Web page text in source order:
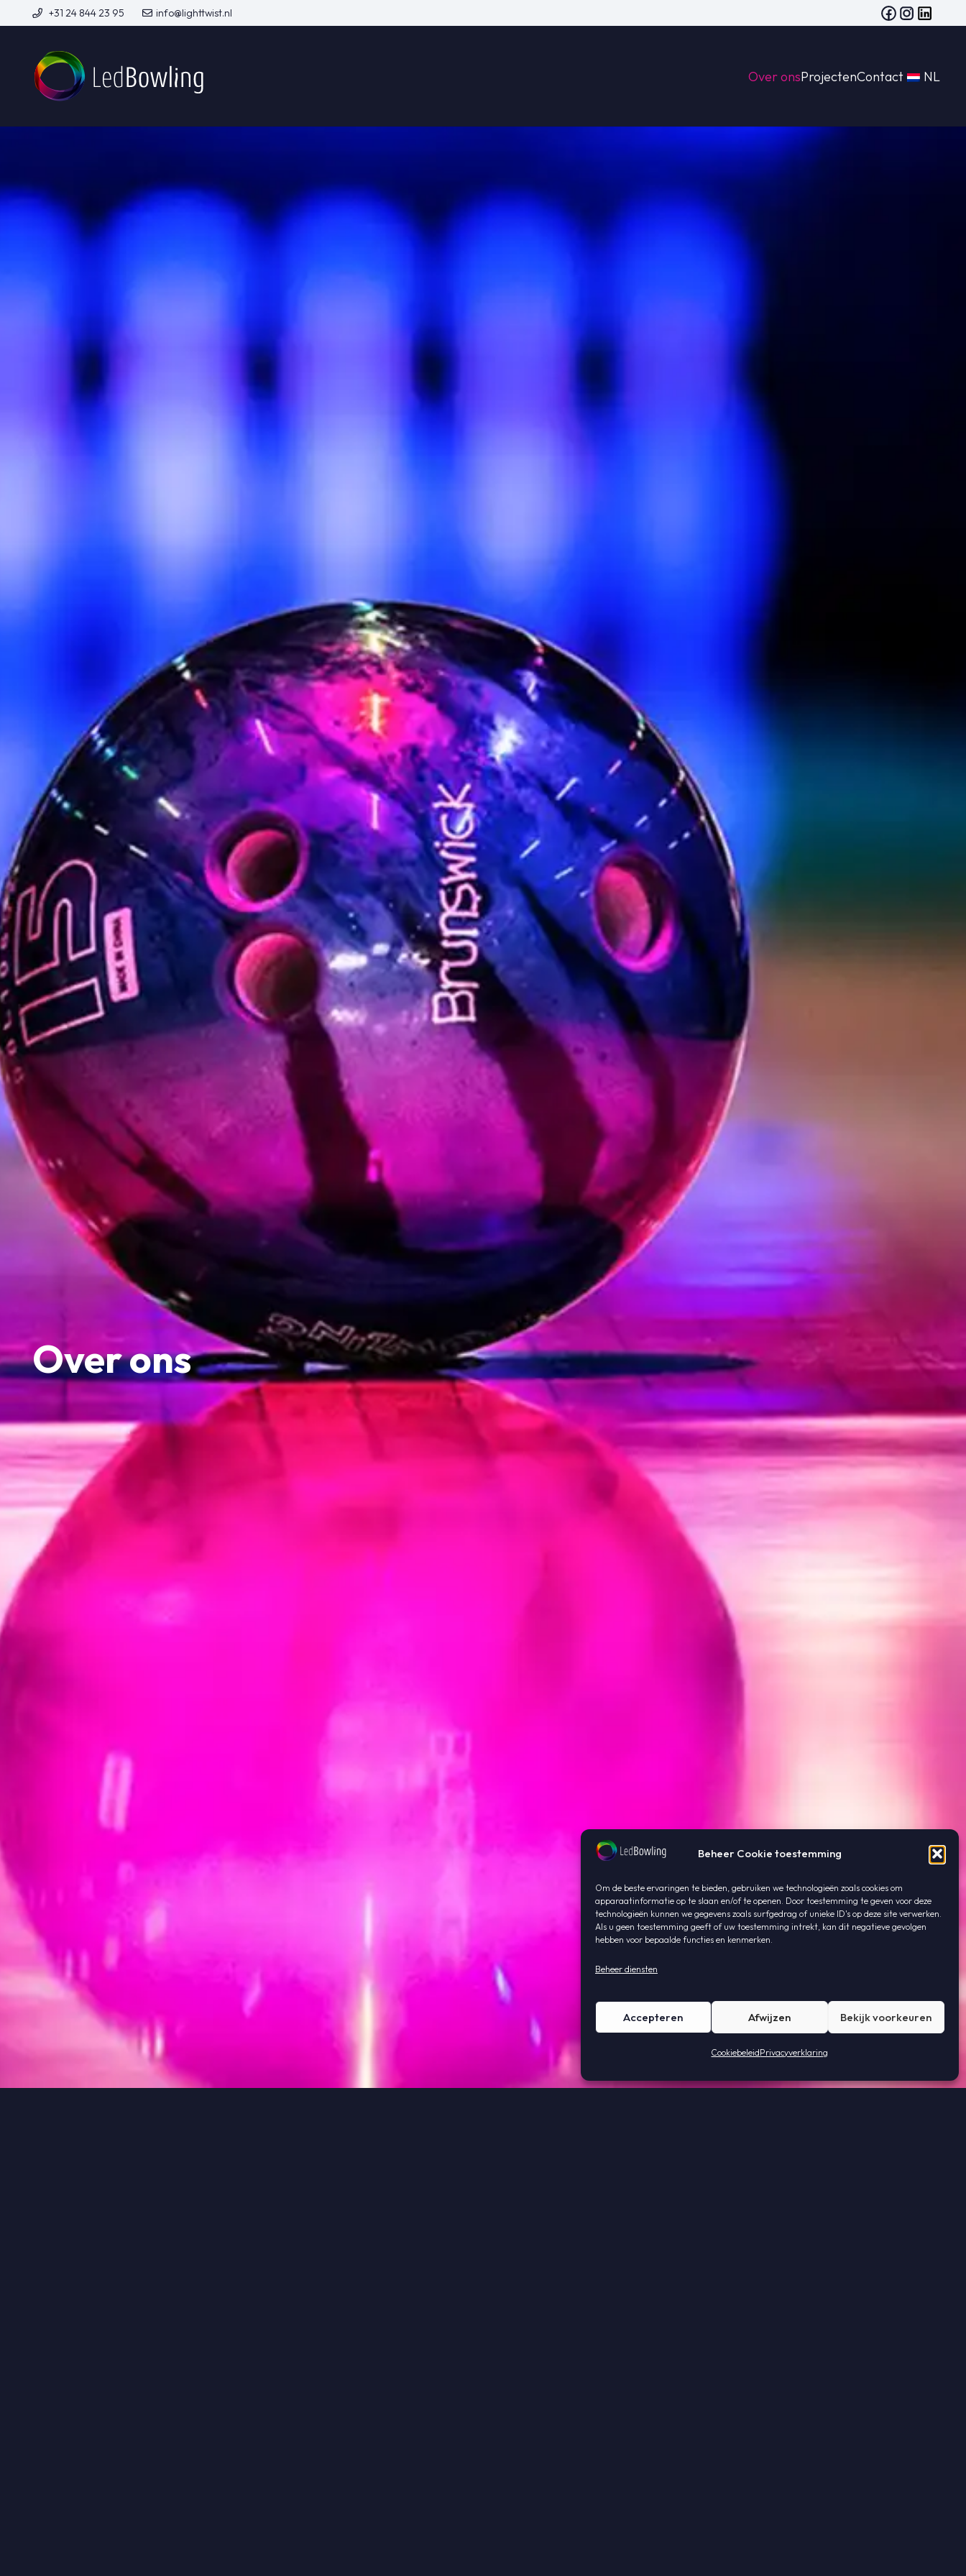
Beheer Cookie toestemming
Om de beste ervaringen te bieden, gebruiken we technologieën zoals cookies om
apparaatinformatie op te slaan en/of te openen. Door toestemming te geven voor deze
technologieën kunnen we gegevens zoals surfgedrag of unieke ID's op deze site verwerken.
Als u geen toestemming geeft of uw toestemming intrekt, kan dit negatieve gevolgen
hebben voor bepaalde functies en kenmerken.
Beheer diensten
Accepteren Afwijzen Bekijk voorkeuren
CookiebeleidPrivacyverklaring
+31 24 844 23 95 info@lighttwist.nl
Over onsProjectenContact NL
Over ons